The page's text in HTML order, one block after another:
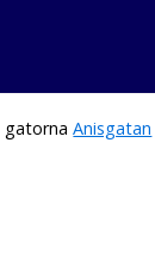
gatornaAnisgatan